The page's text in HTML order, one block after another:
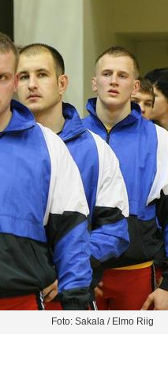
Foto: Sakala / Elmo Riig